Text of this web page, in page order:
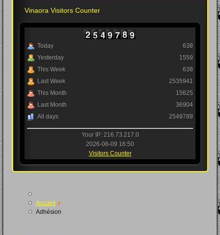
Vinaora Visitors Counter
Today
Yesterday
This Week
Last Week
This Month
Last Month
All days
638
1559
638
2535941
15625
36904
2549789
Your IP: 216.73.217.0
2026-08-09 16:50
Visitors Counter
Accueil
Adhésion